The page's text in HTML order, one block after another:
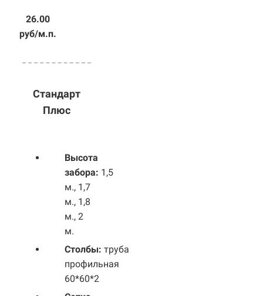
26.00
руб/м.п.
Стандарт
Плюс
Высота
забора: 1,5
м., 1,7
м., 1,8
м., 2
м.
Столбы: труба
профильная
60*60*2